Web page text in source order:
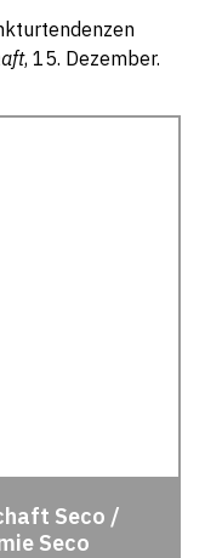
, 15. Dezember.
Seco /
Seco